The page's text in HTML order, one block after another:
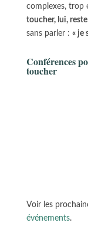
complexes, trop
toucher, lui,
sans parler : « je
Conférences
toucher
Voir les
événements.